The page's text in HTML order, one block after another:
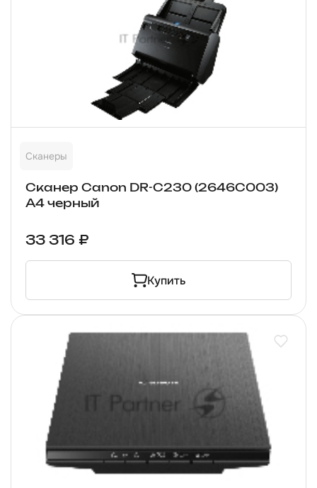
Сканеры
Сканер Canon DR-C230 (2646C003)
A4 черный
33 316 ₽
Купить